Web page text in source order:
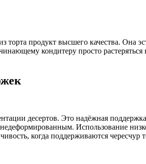
торта продукт высшего качества. Она
кондитеру просто
десертов. Это надёжная
Использование
когда поддерживаются